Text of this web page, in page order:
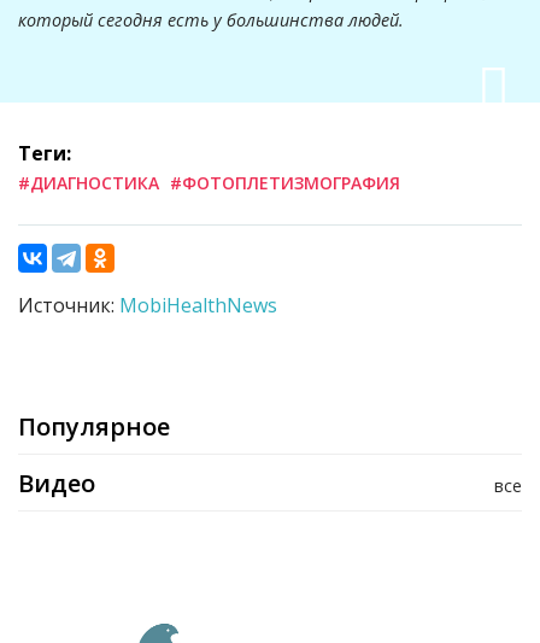
который сегодня есть у большинства людей.
Теги:
#ДИАГНОСТИКА #ФОТОПЛЕТИЗМОГРАФИЯ
Источник: MobiHealthNews
Популярное
все
Видео